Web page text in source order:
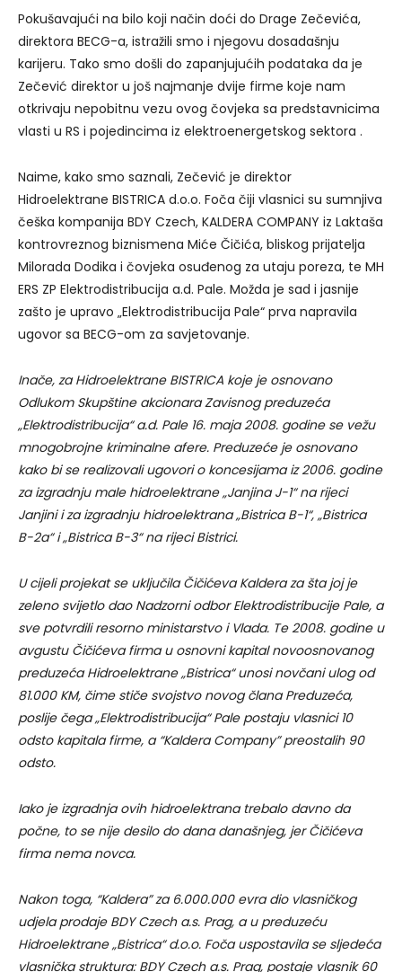
Pokušavajući na bilo koji način doći do Drage Zečevića,
direktora BECG-a, istražili smo i njegovu dosadašnju
karijeru. Tako smo došli do zapanjujućih podataka da je
Zečević direktor u još najmanje dvije firme koje nam
otkrivaju nepobitnu vezu ovog čovjeka sa predstavnicima
vlasti u RS i pojedincima iz elektroenergetskog sektora .
Naime, kako smo saznali, Zečević je direktor
Hidroelektrane BISTRICA d.o.o. Foča čiji vlasnici su sumnjiva
češka kompanija BDY Czech, KALDERA COMPANY iz Laktaša
kontrovreznog biznismena Miće Čičića, bliskog prijatelja
Milorada Dodika i čovjeka osuđenog za utaju poreza, te MH
ERS ZP Elektrodistribucija a.d. Pale. Možda je sad i jasnije
zašto je upravo „Elektrodistribucija Pale“ prva napravila
ugovor sa BECG-om za savjetovanje.
Inače, za Hidroelektrane BISTRICA koje je osnovano
Odlukom Skupštine akcionara Zavisnog preduzeća
„Elektrodistribucija“ a.d. Pale 16. maja 2008. godine se vežu
mnogobrojne kriminalne afere. Preduzeće je osnovano
kako bi se realizovali ugovori o koncesijama iz 2006. godine
za izgradnju male hidroelektrane „Janjina J-1“ na rijeci
Janjini i za izgradnju hidroelektrana „Bistrica B-1“, „Bistrica
B-2a“ i „Bistrica B-3“ na rijeci Bistrici.
U cijeli projekat se uključila Čičićeva Kaldera za šta joj je
zeleno svijetlo dao Nadzorni odbor Elektrodistribucije Pale, a
sve potvrdili resorno ministarstvo i Vlada. Te 2008. godine u
avgustu Čičićeva firma u osnovni kapital novoosnovanog
preduzeća Hidroelektrane „Bistrica“ unosi novčani ulog od
81.000 KM, čime stiče svojstvo novog člana Preduzeća,
poslije čega „Elektrodistribucija“ Pale postaju vlasnici 10
odsto kapitala firme, a “Kaldera Company” preostalih 90
odsto.
Iako je izgradnja ovih hidroelektrana trebalo davno da
počne, to se nije desilo do dana današnjeg, jer Čičićeva
firma nema novca.
Nakon toga, “Kaldera” za 6.000.000 evra dio vlasničkog
udjela prodaje BDY Czech a.s. Prag, a u preduzeću
Hidroelektrane „Bistrica“ d.o.o. Foča uspostavila se sljedeća
vlasnička struktura: BDY Czech a.s. Prag, postaje vlasnik 60